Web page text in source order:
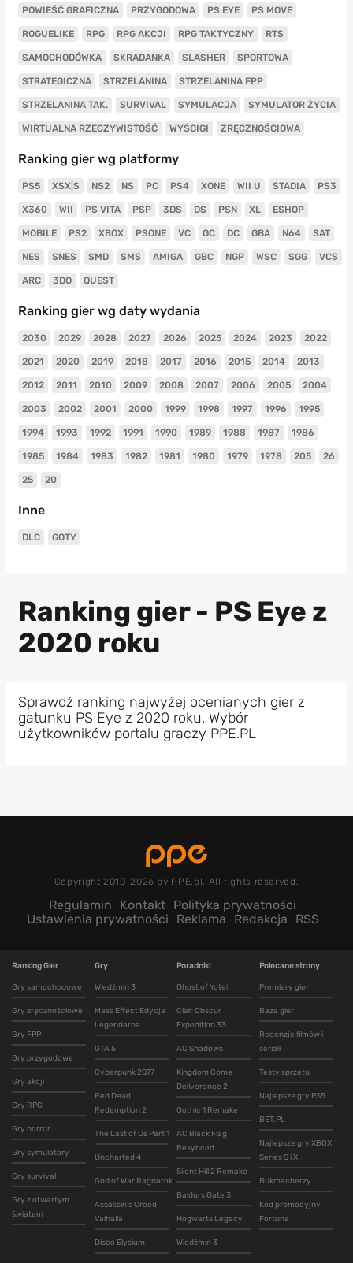
POWIEŚĆ GRAFICZNA PRZYGODOWA PS EYE PS MOVE
ROGUELIKE RPG RPG AKCJI RPG TAKTYCZNY RTS
SAMOCHODÓWKA SKRADANKA SLASHER SPORTOWA
STRATEGICZNA STRZELANINA STRZELANINA FPP
STRZELANINA TAK. SURVIVAL SYMULACJA SYMULATOR ŻYCIA
WIRTUALNA RZECZYWISTOŚĆ WYŚCIGI ZRĘCZNOŚCIOWA
Ranking gier wg platformy
PS5 XSX|S NS2 NS PC PS4 XONE WII U STADIA PS3
X360 WII PS VITA PSP 3DS DS PSN XL ESHOP
MOBILE PS2 XBOX PSONE VC GC DC GBA N64 SAT
NES SNES SMD SMS AMIGA GBC NGP WSC SGG VCS
ARC 3DO QUEST
Ranking gier wg daty wydania
2030 2029 2028 2027 2026 2025 2024 2023 2022
2021 2020 2019 2018 2017 2016 2015 2014 2013
2012 2011 2010 2009 2008 2007 2006 2005 2004
2003 2002 2001 2000 1999 1998 1997 1996 1995
1994 1993 1992 1991 1990 1989 1988 1987 1986
1985 1984 1983 1982 1981 1980 1979 1978 205 26
25 20
Inne
DLC GOTY
Ranking gier - PS Eye z
2020 roku
Sprawdź ranking najwyżej ocenianych gier z
gatunku PS Eye z 2020 roku. Wybór
użytkowników portalu graczy PPE.PL
Copyright 2010-2026 by PPE.pl. All rights reserved.
Regulamin Kontakt Polityka prywatności
Ustawienia prywatności
Reklama Redakcja RSS
Ranking Gier
Gry samochodowe
Gry zręcznościowe
Gry FPP
Gry przygodowe
Gry akcji
Gry RPG
Gry horror
Gry symulatory
Gry survival
Gry z otwartym
światem
Gry
Wiedźmin 3
Mass Effect Edycja
Legendarna
GTA 5
Cyberpunk 2077
Red Dead
Redemption 2
The Last of Us Part 1
Uncharted 4
God of War Ragnarok
Assassin's Creed
Valhalla
Disco Elysium
Poradniki
Ghost of Yotei
Clair Obscur
Expedition 33
AC Shadows
Kingdom Come
Deliverance 2
Gothic 1 Remake
AC Black Flag
Resynced
Silent Hill 2 Remake
Baldurs Gate 3
Hogwarts Legacy
Wiedźmin 3
Polecane strony
Premiery gier
Baza gier
Recenzje filmów i
seriali
Testy sprzętu
Najlepsze gry PS5
BET.PL
Najlepsze gry XBOX
Series S i X
Bukmacherzy
Kod promocyjny
Fortuna